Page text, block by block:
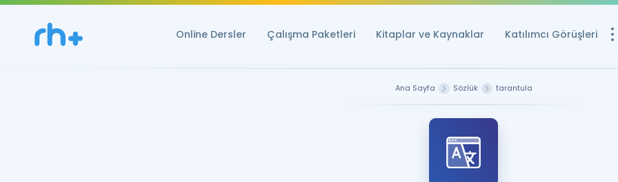
Online Dersler Çalışma Paketleri Kitaplar ve Kaynaklar Katılımcı Görüşleri
Ana Sayfa Sözlük tarantula